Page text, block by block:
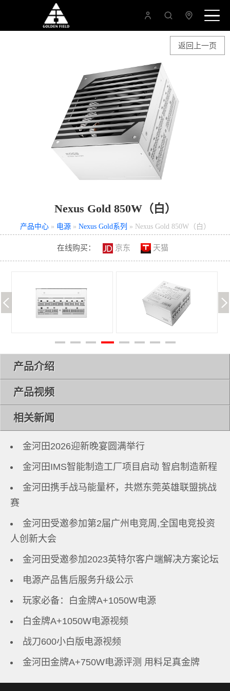
返回上一页
Nexus Gold 850W（白）
产品中心» 电源 » Nexus Gold系列 » Nexus Gold 850W（白）
在线购买： 京东 天猫
产品介绍
产品视频
相关新闻
金河田2026迎新晚宴圆满举行
金河田IMS智能制造工厂项目启动 智启制造新程
金河田携手战马能量杯，共燃东莞英雄联盟挑战
赛
金河田受邀参加第2届广州电竞周,全国电竞投资
人创新大会
金河田受邀参加2023英特尔客户端解决方案论坛
电源产品售后服务升级公示
玩家必备：白金牌A+1050W电源
白金牌A+1050W电源视频
战刀600小白版电源视频
金河田金牌A+750W电源评测 用料足真金牌